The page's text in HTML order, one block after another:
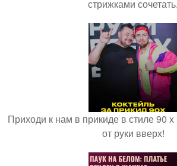
стрижками сочетать.
Приходи к нам в прикиде в стиле 90
от руки вверх!